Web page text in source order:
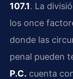
107.1. La
los once
donde las
penal pueden
P.C. cuenta